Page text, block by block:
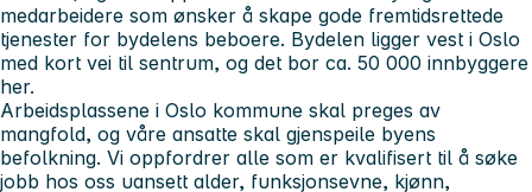
medarbeidere som ønsker å skape gode fremtidsrettede
tjenester for bydelens beboere. Bydelen ligger vest i Oslo
med kort vei til sentrum, og det bor ca. 50 000 innbyggere
her.
Arbeidsplassene i Oslo kommune skal preges av
mangfold, og våre ansatte skal gjenspeile byens
befolkning. Vi oppfordrer alle som er kvalifisert til å søke
jobb hos oss uansett alder, funksjonsevne, kjønn,